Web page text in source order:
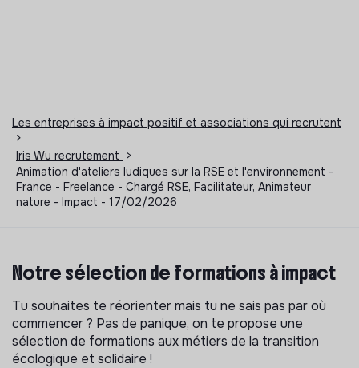
Les entreprises à impact positif et associations qui recrutent
>
Iris Wu recrutement
>
Animation d'ateliers ludiques sur la RSE et l'environnement -
France - Freelance - Chargé RSE, Facilitateur, Animateur
nature - Impact - 17/02/2026
Notre sélection de formations à impact
Tu souhaites te réorienter mais tu ne sais pas par où
commencer ? Pas de panique, on te propose une
sélection de formations aux métiers de la transition
écologique et solidaire !